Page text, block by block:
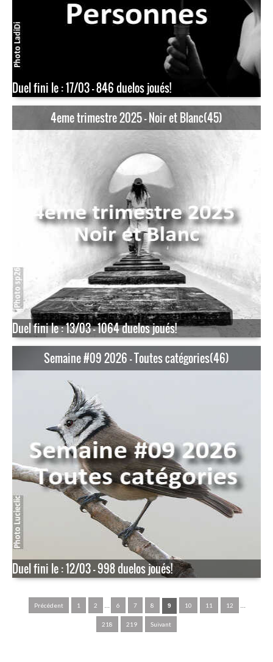
Duel fini le : 17/03 - 846 duelos joués!
4eme trimestre 2025 - Noir et Blanc(45)
Duel fini le : 13/03 - 1064 duelos joués!
Semaine #09 2026 - Toutes catégories(46)
Duel fini le : 12/03 - 998 duelos joués!
Précédent 1 2 ... 6 7 8 9 10 11 12 ...
218 219 Suivant